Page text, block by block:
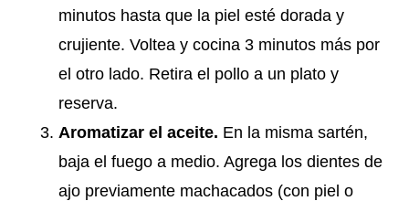
minutos hasta que la piel esté dorada y
crujiente. Voltea y cocina 3 minutos más por
el otro lado. Retira el pollo a un plato y
reserva.
Aromatizar el aceite. En la misma sartén,
baja el fuego a medio. Agrega los dientes de
ajo previamente machacados (con piel o